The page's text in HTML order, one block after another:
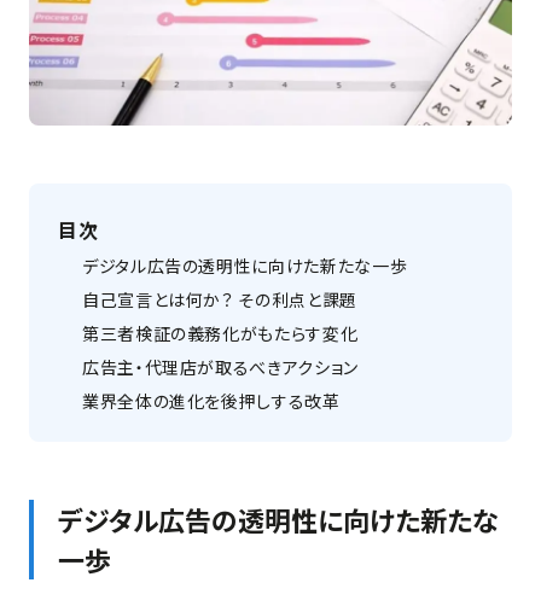
目次
デジタル広告の透明性に向けた新たな一歩
自己宣言とは何か？ その利点と課題
第三者検証の義務化がもたらす変化
広告主・代理店が取るべきアクション
業界全体の進化を後押しする改革
デジタル広告の透明性に向けた新たな
一歩